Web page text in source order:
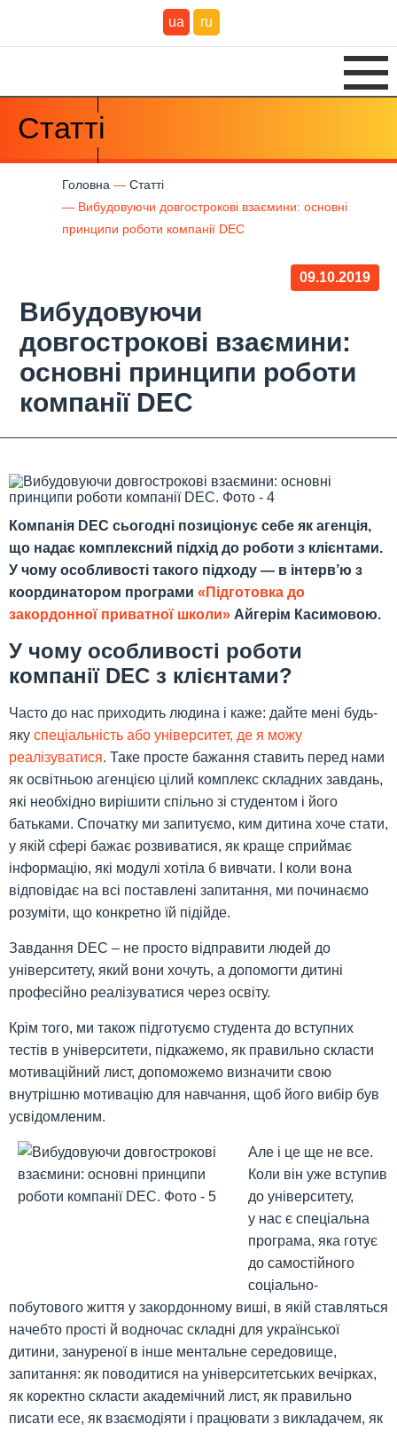
ua ru
Статті
Головна
Статті
Вибудовуючи довгострокові взаємини: основні
принципи роботи компанії DEC
Вибудовуючи
довгострокові взаємини:
основні принципи роботи
компанії DEC
09.10.2019
Компанія DEC сьогодні позиціонує себе як агенція,
що надає комплексний підхід до роботи з клієнтами.
У чому особливості такого підходу — в інтерв’ю з
координатором програми «Підготовка до
закордонної приватної школи» Айгерім Касимовою.
У чому особливості роботи
компанії DEC з клієнтами?
Часто до нас приходить людина і каже: дайте мені будь-
яку спеціальність або університет, де я можу
реалізуватися. Таке просте бажання ставить перед нами
як освітньою агенцією цілий комплекс складних завдань,
які необхідно вирішити спільно зі студентом і його
батьками. Спочатку ми запитуємо, ким дитина хоче стати,
у якій сфері бажає розвиватися, як краще сприймає
інформацію, які модулі хотіла б вивчати. І коли вона
відповідає на всі поставлені запитання, ми починаємо
розуміти, що конкретно їй підійде.
Завдання DEC – не просто відправити людей до
університету, який вони хочуть, а допомогти дитині
професійно реалізуватися через освіту.
Крім того, ми також підготуємо студента до вступних
тестів в університети, підкажемо, як правильно скласти
мотиваційний лист, допоможемо визначити свою
внутрішню мотивацію для навчання, щоб його вибір був
усвідомленим.
Але і це ще не все.
Коли він уже вступив
до університету,
у нас є спеціальна
програма, яка готує
до самостійного
соціально-
побутового життя у закордонному виші, в якій ставляться
начебто прості й водночас складні для української
дитини, зануреної в інше ментальне середовище,
запитання: як поводитися на університетських вечірках,
як коректно скласти академічний лист, як правильно
писати есе, як взаємодіяти і працювати з викладачем, як